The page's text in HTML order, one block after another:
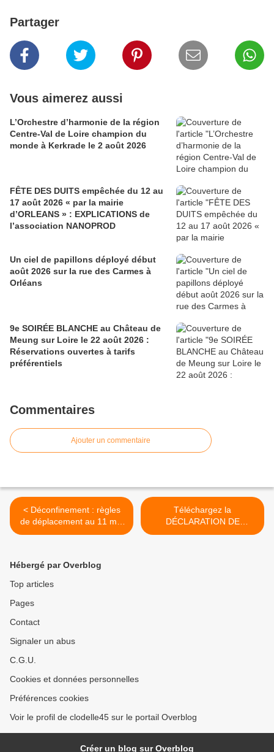
Partager
Vous aimerez aussi
L’Orchestre d’harmonie de la région
Centre-Val de Loire champion du
monde à Kerkrade le 2 août 2026
FÊTE DES DUITS empêchée du 12 au
17 août 2026 « par la mairie
d’ORLEANS » : EXPLICATIONS de
l’association NANOPROD
Un ciel de papillons déployé début
août 2026 sur la rue des Carmes à
Orléans
9e SOIRÉE BLANCHE au Château de
Meung sur Loire le 22 août 2026 :
Réservations ouvertes à tarifs
préférentiels
Commentaires
Ajouter un commentaire
< Déconfinement : règles
de déplacement au 11 mai
– Téléchargez l’attestation
Téléchargez la
DÉCLARATION DE
DÉPLACEMENT en dehors
Hébergé par Overblog
Top articles
Pages
Contact
Signaler un abus
C.G.U.
Cookies et données personnelles
Préférences cookies
Voir le profil de clodelle45 sur le portail Overblog
Créer un blog sur Overblog